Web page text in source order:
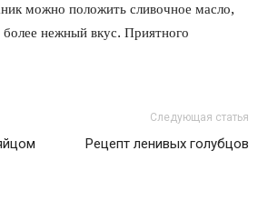
можно положить сливочное масло,
нежный вкус. Приятного
Следующая статья
Рецепт ленивых голубцов